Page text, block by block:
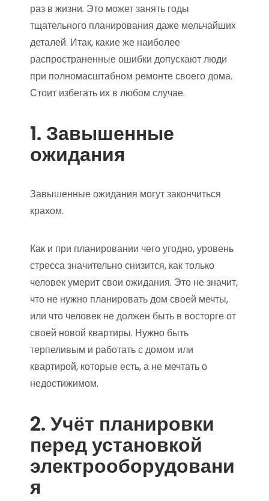
раз в жизни. Это может занять годы
тщательного планирования даже мельчайших
деталей. Итак, какие же наиболее
распространенные ошибки допускают люди
при полномасштабном ремонте своего дома.
Стоит избегать их в любом случае.
1. Завышенные
ожидания
Завышенные ожидания могут закончиться
крахом.
Как и при планировании чего угодно, уровень
стресса значительно снизится, как только
человек умерит свои ожидания. Это не значит,
что не нужно планировать дом своей мечты,
или что человек не должен быть в восторге от
своей новой квартиры. Нужно быть
терпеливым и работать с домом или
квартирой, которые есть, а не мечтать о
недостижимом.
2. Учёт планировки
перед установкой
электрооборудовани
я